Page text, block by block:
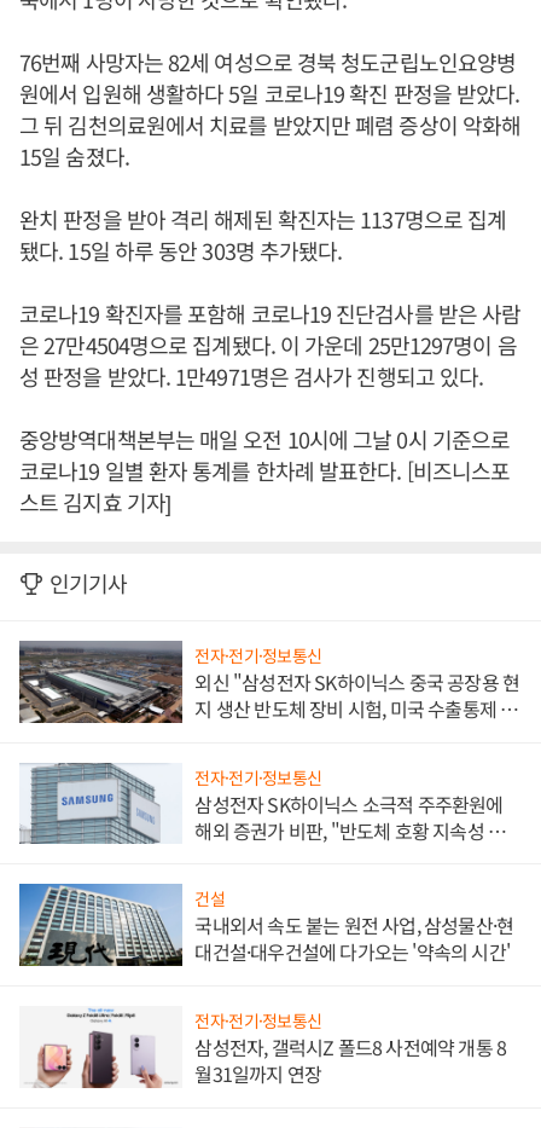
76번째 사망자는 82세 여성으로 경북 청도군립노인요양병
원에서 입원해 생활하다 5일 코로나19 확진 판정을 받았다.
그 뒤 김천의료원에서 치료를 받았지만 폐렴 증상이 악화해
15일 숨졌다.
완치 판정을 받아 격리 해제된 확진자는 1137명으로 집계
됐다. 15일 하루 동안 303명 추가됐다.
코로나19 확진자를 포함해 코로나19 진단검사를 받은 사람
은 27만4504명으로 집계됐다. 이 가운데 25만1297명이 음
성 판정을 받았다. 1만4971명은 검사가 진행되고 있다.
중앙방역대책본부는 매일 오전 10시에 그날 0시 기준으로
코로나19 일별 환자 통계를 한차례 발표한다. [비즈니스포
스트 김지효 기자]
인기기사
전자·전기·정보통신
외신 "삼성전자 SK하이닉스 중국 공장용 현
지 생산 반도체 장비 시험, 미국 수출통제 대
전자·전기·정보통신
삼성전자 SK하이닉스 소극적 주주환원에
해외 증권가 비판, "반도체 호황 지속성 의
건설
국내외서 속도 붙는 원전 사업, 삼성물산·현
대건설·대우건설에 다가오는 '약속의 시간'
전자·전기·정보통신
삼성전자, 갤럭시Z 폴드8 사전예약 개통 8
월31일까지 연장